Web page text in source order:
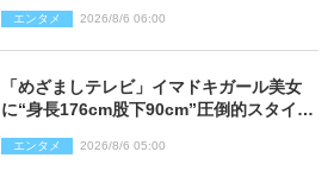
エンタメ 2026/8/6 06:00
「めざましテレビ」イマドキガール美女
に“身長176cm股下90cm”圧倒的スタイル
エンタメ 2026/8/6 05:00